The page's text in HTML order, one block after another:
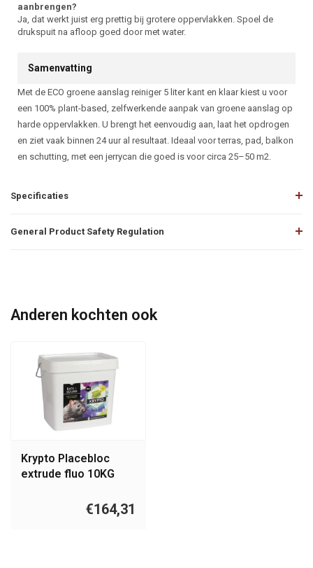
aanbrengen?
Ja, dat werkt juist erg prettig bij grotere oppervlakken. Spoel de
drukspuit na afloop goed door met water.
Samenvatting
Met de ECO groene aanslag reiniger 5 liter kant en klaar kiest u voor
een 100% plant-based, zelfwerkende aanpak van groene aanslag op
harde oppervlakken. U brengt het eenvoudig aan, laat het opdrogen
en ziet vaak binnen 24 uur al resultaat. Ideaal voor terras, pad, balkon
en schutting, met een jerrycan die goed is voor circa 25–50 m2.
Specificaties
General Product Safety Regulation
Anderen kochten ook
Krypto Placebloc
extrude fluo 10KG
€164,31